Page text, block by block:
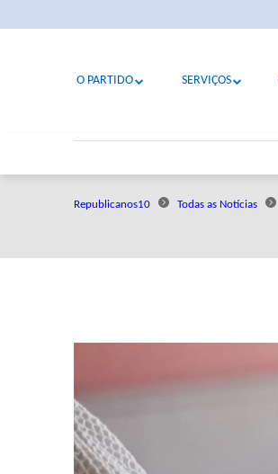
O PARTIDO SERVIÇOS
Republicanos10 Todas as Notícias